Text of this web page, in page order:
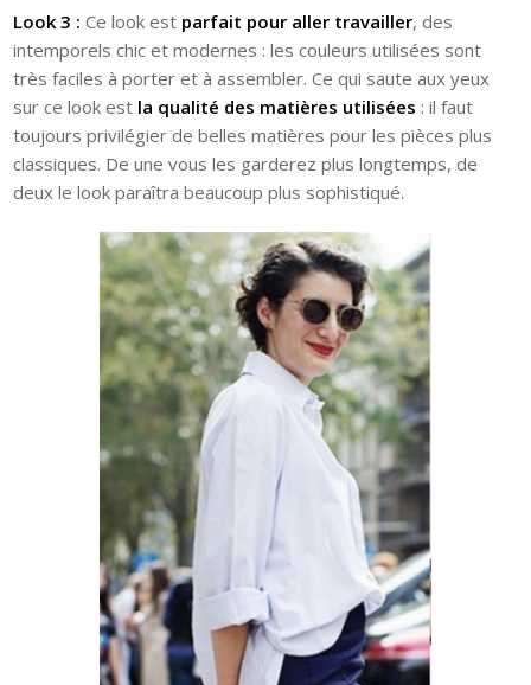
Look 3 : Ce look est parfait pour aller travailler, des
intemporels chic et modernes : les couleurs utilisées sont
très faciles à porter et à assembler. Ce qui saute aux yeux
sur ce look est la qualité des matières utilisées : il faut
toujours privilégier de belles matières pour les pièces plus
classiques. De une vous les garderez plus longtemps, de
deux le look paraîtra beaucoup plus sophistiqué.